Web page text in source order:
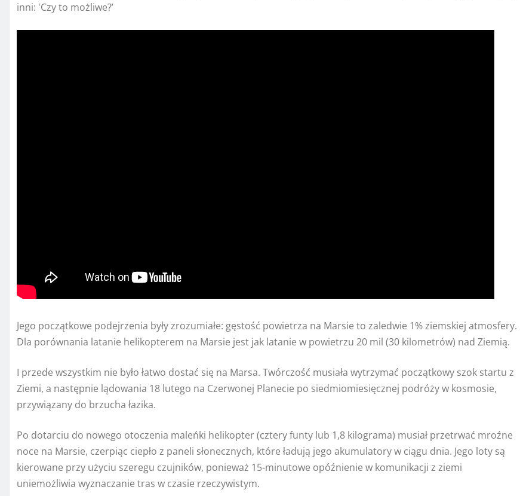
inni: 'Czy to możliwe?’
Jego początkowe podejrzenia były zrozumiałe: gęstość powietrza na Marsie to zaledwie 1% ziemskiej atmosfery.
Dla porównania latanie helikopterem na Marsie jest jak latanie w powietrzu 20 mil (30 kilometrów) nad Ziemią.
I przede wszystkim nie było łatwo dostać się na Marsa. Twórczość musiała wytrzymać początkowy szok startu z
Ziemi, a następnie lądowania 18 lutego na Czerwonej Planecie po siedmiomiesięcznej podróży w kosmosie,
przywiązany do brzucha łazika.
Po dotarciu do nowego otoczenia maleńki helikopter (cztery funty lub 1,8 kilograma) musiał przetrwać mroźne
noce na Marsie, czerpiąc ciepło z paneli słonecznych, które ładują jego akumulatory w ciągu dnia. Jego loty są
kierowane przy użyciu szeregu czujników, ponieważ 15-minutowe opóźnienie w komunikacji z ziemi
uniemożliwia wyznaczanie tras w czasie rzeczywistym.